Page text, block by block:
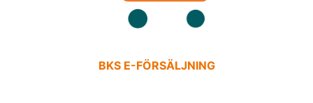
BKS E-FÖRSÄLJNING